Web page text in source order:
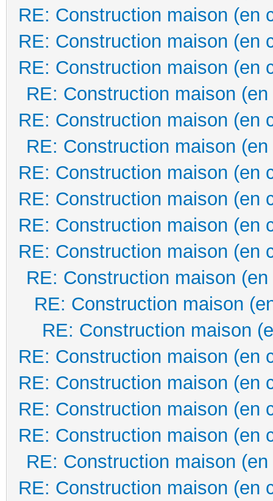
RE: Construction maison (en
RE: Construction maison (en
RE: Construction maison (en
RE: Construction maison
RE: Construction maison (en
RE: Construction maison
RE: Construction maison (en
RE: Construction maison (en
RE: Construction maison (en
RE: Construction maison (en
RE: Construction maison
RE: Construction maison
RE: Construction maison
RE: Construction maison (en
RE: Construction maison (en
RE: Construction maison (en
RE: Construction maison (en
RE: Construction maison
RE: Construction maison (en